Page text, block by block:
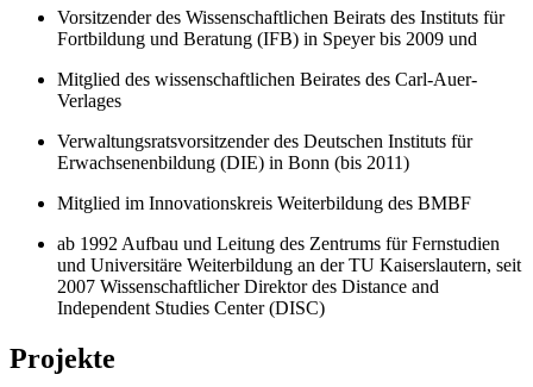
Vorsitzender des Wissenschaftlichen Beirats des Instituts für
Fortbildung und Beratung (IFB) in Speyer bis 2009 und
Mitglied des wissenschaftlichen Beirates des Carl-Auer-
Verlages
Verwaltungsratsvorsitzender des Deutschen Instituts für
Erwachsenenbildung (DIE) in Bonn (bis 2011)
Mitglied im Innovationskreis Weiterbildung des BMBF
ab 1992 Aufbau und Leitung des Zentrums für Fernstudien
und Universitäre Weiterbildung an der TU Kaiserslautern, seit
2007 Wissenschaftlicher Direktor des Distance and
Independent Studies Center (DISC)
Projekte